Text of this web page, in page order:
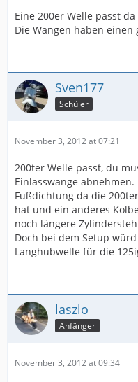
Eine 200er Welle passt
Die Wangen haben
Sven177
Schüler
November 3, 2012 at 07:21
200ter Welle passt, du
Einlasswange
Fußdichtung da die
hat und ein anderes
noch längere
Doch bei dem Setup
Langhubwelle für die
laszlo
Anfänger
November 3, 2012 at 09:34